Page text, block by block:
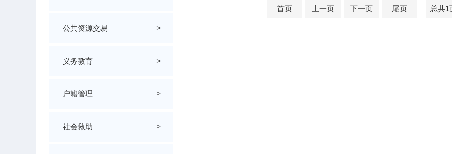
公共资源交易 >
义务教育 >
户籍管理 >
社会救助 >
首页 上一页 下一页 尾页 总共1